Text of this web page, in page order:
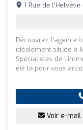
1 Rue de
Découvrez l'agence
idéalement située à
Spécialistes de
est là pour vous
Voir e-mail